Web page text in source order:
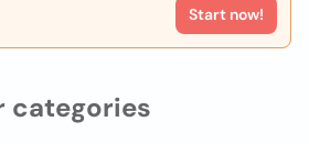
Start now!
categories